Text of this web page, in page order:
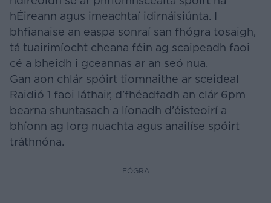
hÉireann agus imeachtaí idirnáisiúnta. I
bhfianaise an easpa sonraí san fhógra tosaigh,
tá tuairimíocht cheana féin ag scaipeadh faoi
cé a bheidh i gceannas ar an seó nua.
Gan aon chlár spóirt tiomnaithe ar sceideal
Raidió 1 faoi láthair, d’fhéadfadh an clár 6pm
bearna shuntasach a líonadh d’éisteoirí a
bhíonn ag lorg nuachta agus anailíse spóirt
tráthnóna.
FÓGRA